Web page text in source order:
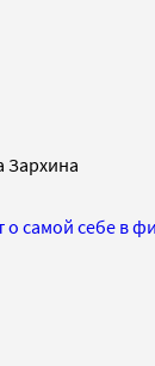
Зархина
самой себе в